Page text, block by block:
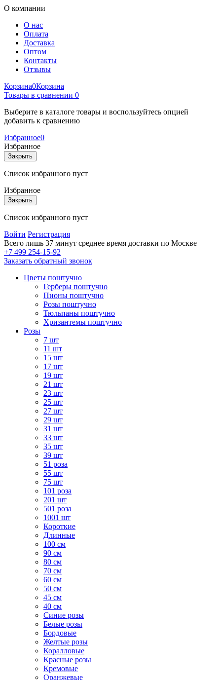
О компании
О нас
Оплата
Доставка
Оптом
Контакты
Отзывы
Корзина0Корзина
Товары в сравнении 0
Выберите в каталоге товары и воспользуйтесь опцией
добавить к сравнению
Избранное0
Избранное
Закрыть
Список избранного пуст
Избранное
Закрыть
Список избранного пуст
Войти Регистрация
Всего лишь 37 минут среднее время доставки по Москве
+7 499 254-15-92
Заказать обратный звонок
Цветы поштучно
Герберы поштучно
Пионы поштучно
Розы поштучно
Тюльпаны поштучно
Хризантемы поштучно
Розы
7 шт
11 шт
15 шт
17 шт
19 шт
21 шт
23 шт
25 шт
27 шт
29 шт
31 шт
33 шт
35 шт
39 шт
51 роза
55 шт
75 шт
101 роза
201 шт
501 роза
1001 шт
Короткие
Длинные
100 см
90 см
80 см
70 см
60 см
50 см
45 см
40 см
Cиние розы
Белые розы
Бордовые
Желтые розы
Коралловые
Красные розы
Кремовые
Оранжевые